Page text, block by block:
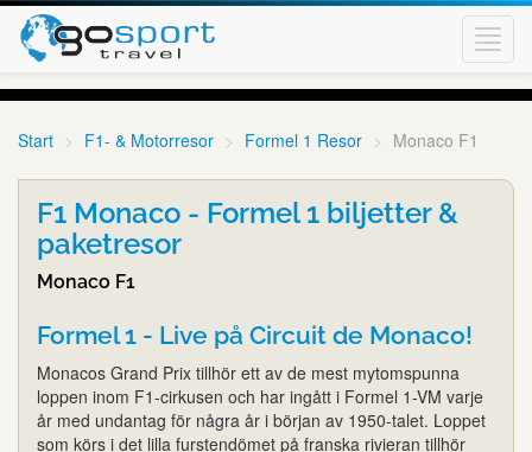
Start F1- & Motorresor Formel 1 Resor Monaco F1
F1 Monaco - Formel 1 biljetter &
paketresor
Monaco F1
Formel 1 - Live på Circuit de Monaco!
Monacos Grand Prix tillhör ett av de mest mytomspunna
loppen inom F1-cirkusen och har ingått i Formel 1-VM varje
år med undantag för några år i början av 1950-talet. Loppet
som körs i det lilla furstendömet på franska rivieran tillhör